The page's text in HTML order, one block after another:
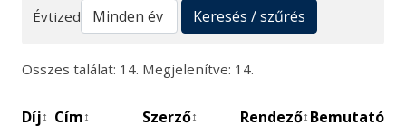
Évtized
Keresés / szűrés
Összes találat: 14. Megjelenítve: 14.
Díj↕ Cím↕ Szerző↕ Rendező↕ Bemutató